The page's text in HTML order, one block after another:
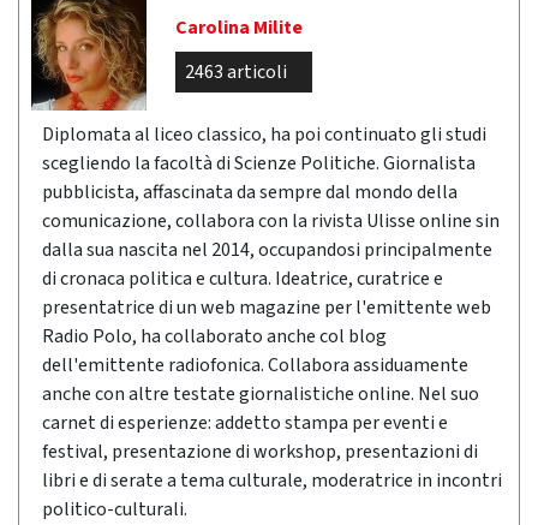
Carolina Milite
2463 articoli
Diplomata al liceo classico, ha poi continuato gli studi
scegliendo la facoltà di Scienze Politiche. Giornalista
pubblicista, affascinata da sempre dal mondo della
comunicazione, collabora con la rivista Ulisse online sin
dalla sua nascita nel 2014, occupandosi principalmente
di cronaca politica e cultura. Ideatrice, curatrice e
presentatrice di un web magazine per l'emittente web
Radio Polo, ha collaborato anche col blog
dell'emittente radiofonica. Collabora assiduamente
anche con altre testate giornalistiche online. Nel suo
carnet di esperienze: addetto stampa per eventi e
festival, presentazione di workshop, presentazioni di
libri e di serate a tema culturale, moderatrice in incontri
politico-culturali.